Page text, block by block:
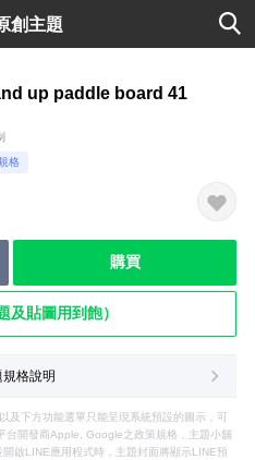
創主題
up paddle board 41
格
購買
及貼圖用到飽）
格說明
及下方功能選單只能呈現系統預設的圖示，可
台開發商Apple, Google之政策規格，主題小舖
啟LINE應用程式時，主題封面將顯示LINE預